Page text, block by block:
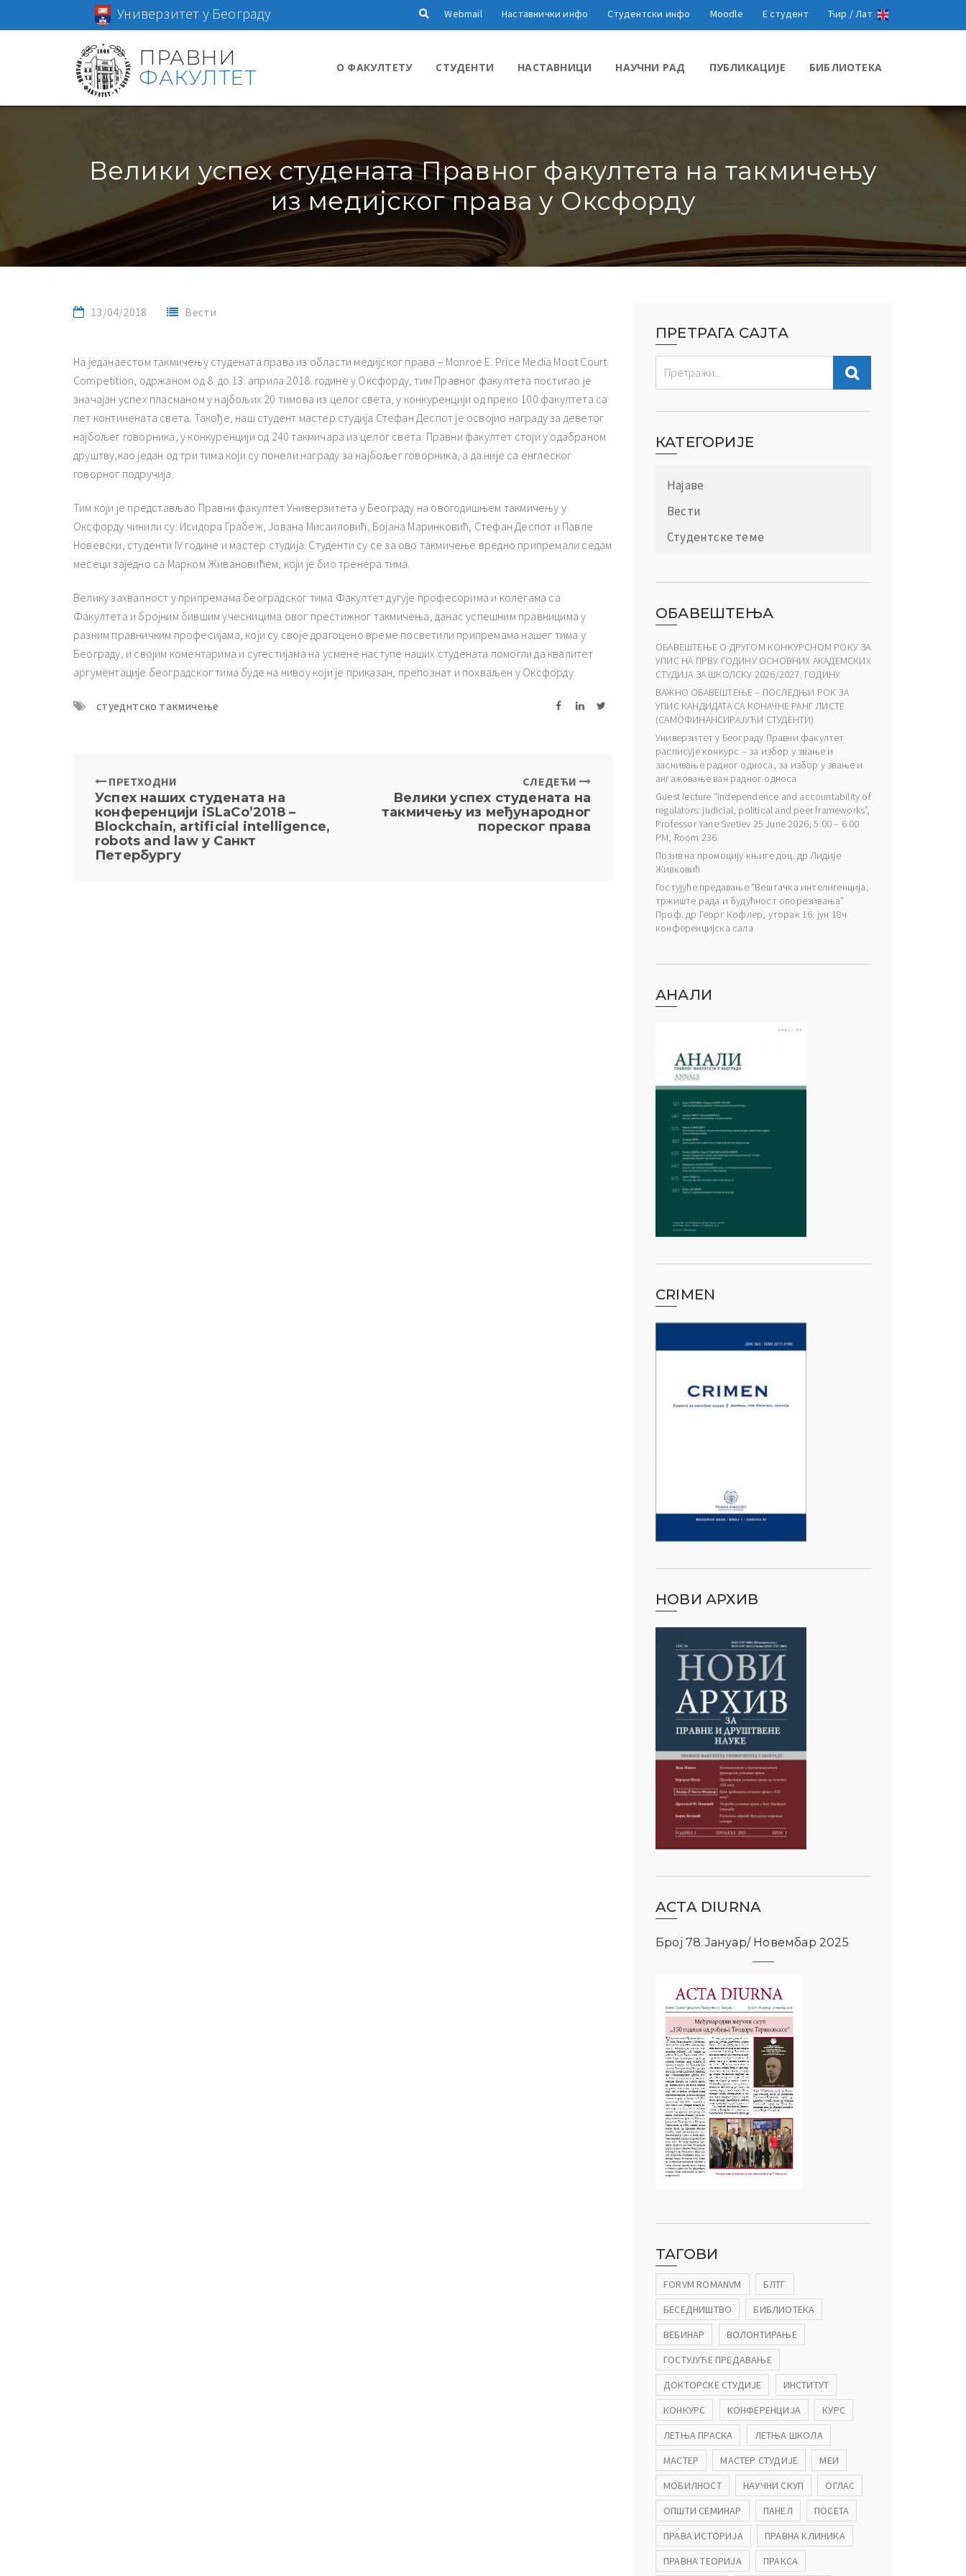
Универзитет у Београду Webmail Наставнички инфо Студентски инфо Moodle Е студент Ћир /Лат
ПРАВНИ
ФАКУЛТЕТ
О ФАКУЛТЕТУ СТУДЕНТИ НАСТАВНИЦИ НАУЧНИ РАД ПУБЛИКАЦИЈЕ БИБЛИОТЕКА
Велики успех студената Правног факултета на такмичењу
из медијског права у Оксфорду
13/04/2018 Вести
На једанаестом такмичењу студената права из области медијског права – Monroe E. Price Media Moot Court
Competition, одржаном од 8. до 13. априла 2018. године у Оксфорду, тим Правног факултета постигао је
значајан успех пласманом у најбољих 20 тимова из целог света, у конкуренцији од преко 100 факултета са
пет континената света. Такође, наш студент мастер студија Стефан Деспот је освојио награду за деветог
најбољег говорника, у конкуренцији од 240 такмичара из целог света. Правни факултет стоји у одабраном
друштву,као један од три тима који су понели награду за најбољег говорника, а да није са енглеског
говорног подручија.
Тим који је представљао Правни факултет Универзитета у Београду на овогодишњем такмичењу у
Оксфорду чинили су: Исидора Грабеж, Јована Мисаиловић, Бојана Маринковић, Стефан Деспот и Павле
Новевски, студенти IV године и мастер студија. Студенти су се за ово такмичење вредно припремали седам
месеци заједно са Марком Живановићем, који је био тренера тима.
Велику захвалност у припремама београдског тима Факултет дугује професорима и колегама са
Факултета и бројним бившим учесницима овог престижног такмичења, данас успешним правницима у
разним правничким професијама, који су своје драгоцено време посветили припремама нашег тима у
Београду, и својим коментарима и сугестијама на усмене наступе наших студената помогли да квалитет
аргументације београдског тима буде на нивоу који је приказан, препознат и похваљен у Оксфорду.
стуеднтско такмичење
ПРЕТХОДНИ
Успех наших студената на
конференцији iSLaCo’2018 –
Blockchain, artificial intelligence,
robots and law у Санкт
Петербургу
СЛЕДЕЋИ
Велики успех студената на
такмичењу из међународног
пореског права
ПРЕТРАГА САЈТА
КАТЕГОРИЈЕ
Најаве
Вести
Студентске теме
ОБАВЕШТЕЊА
ОБАВЕШТЕЊЕ О ДРУГОМ КОНКУРСНОМ РОКУ ЗА
УПИС НА ПРВУ ГОДИНУ ОСНОВНИХ АКАДЕМСКИХ
СТУДИЈА ЗА ШКОЛСКУ 2026/2027. ГОДИНУ
ВАЖНО ОБАВЕШТЕЊЕ – ПОСЛЕДЊИ РОК ЗА
УПИС КАНДИДАТА СА КОНАЧНЕ РАНГ ЛИСТЕ
(САМОФИНАНСИРАЈУЋИ СТУДЕНТИ)
Универзитет у Београду Правни факултет
расписује конкурс – за избор у звање и
заснивање радног односа, за избор у звање и
ангажовање ван радног односа
Guest lecture “Independence and accountability of
regulators: judicial, political and peer frameworks”,
Professor Yane Svetiev 25 June 2026, 5.00 – 6.00
PM, Room 236
Позив на промоцију књиге доц. др Лидије
Живковић
Гостујуће предавање “Вештачка интелигенција,
тржиште рада и будућност опорезивања”
Проф. др Георг Кофлер, уторак 16. јун 18ч
конференцијска сала
АНАЛИ
CRIMEN
НОВИ АРХИВ
ACTA DIURNA
Број 78 Јануар/ Новембар 2025
ТАГОВИ
FORVM ROMANVM
БЛТГ
БЕСЕДНИШТВО
БИБЛИОТЕКА
ВЕБИНАР
ВОЛОНТИРАЊЕ
ГОСТУЈУЋЕ ПРЕДАВАЊЕ
ДОКТОРСКЕ СТУДИЈЕ
ИНСТИТУТ
КОНКУРС
КОНФЕРЕНЦИЈА
КУРС
ЛЕТЊА ПРАСКА
ЛЕТЊА ШКОЛА
МАСТЕР
МАСТЕР СТУДИЈЕ
МЕИ
МОБИЛНОСТ
НАУЧНИ СКУП
ОГЛАС
ОПШТИ СЕМИНАР
ПАНЕЛ
ПОСЕТА
ПРАВА ИСТОРИЈА
ПРАВНА КЛИНИКА
ПРАВНА ТЕОРИЈА
ПРАКСА